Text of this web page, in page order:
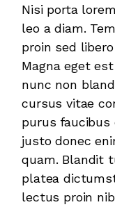
Nisi porta
leo a diam.
proin sed
Magna eget
nunc non
cursus vitae
purus faucibus
justo donec
quam. Blandit
platea
lectus proin